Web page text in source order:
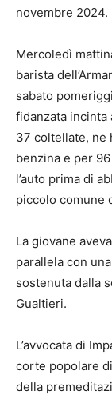
novembre 2024.
Mercoledì
barista
sabato
fidanzata incinta
37 coltellate, ne
benzina e per
l’auto prima di
piccolo comune
La giovane
parallela con
sostenuta dalla
Gualtieri.
L’avvocata di
corte popolare
della